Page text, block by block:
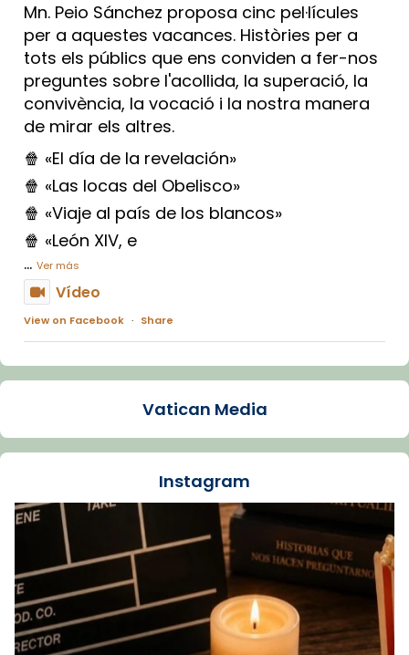
Mn. Peio Sánchez proposa cinc pel·lícules
per a aquestes vacances. Històries per a
tots els públics que ens conviden a fer-nos
preguntes sobre l'acollida, la superació, la
convivència, la vocació i la nostra manera
de mirar els altres.
🍿 «El día de la revelación»
🍿 «Las locas del Obelisco»
🍿 «Viaje al país de los blancos»
🍿 «León XIV, e
... Ver más
Vídeo
View on Facebook · Share
Arquebisbat de Barcelona
La Carmina va patir depressió. Fa gairebé
dos mesos, a l'Estadi Lluís Companys, la
Recupera l'entrevista comp
Vatican
tican News 👇
www.vaticannews.va/es/iglesia/news/2026-
07/carmina-historia-depresion-papa-viaje-
espana-testimoni...
Vatican Media
Instagram